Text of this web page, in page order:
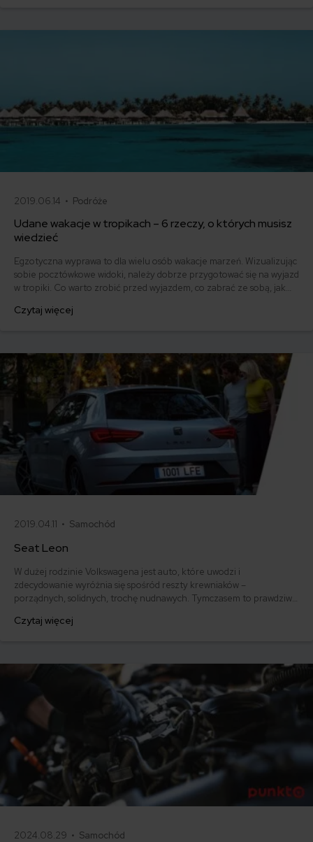
2019.06.14 • Podróże
Udane wakacje w tropikach – 6 rzeczy, o których musisz
wiedzieć
Egzotyczna wyprawa to dla wielu osób wakacje marzeń. Wizualizując
sobie pocztówkowe widoki, należy dobrze przygotować się na wyjazd
w tropiki. Co warto zrobić przed wyjazdem, co zabrać ze sobą, jak
uważnie, żeby z wakacji w tropikach przywieźć tylko piękne
Czytaj więcej
2019.04.11 • Samochód
Seat Leon
W dużej rodzinie Volkswagena jest auto, które uwodzi i
zdecydowanie wyróżnia się spośród reszty krewniaków –
porządnych, solidnych, trochę nudnawych. Tymczasem to prawdziwy
samochodu świetnie sprawdza się dawna dewiza Seata – „niemiecka
Czytaj więcej
2024.08.29 • Samochód